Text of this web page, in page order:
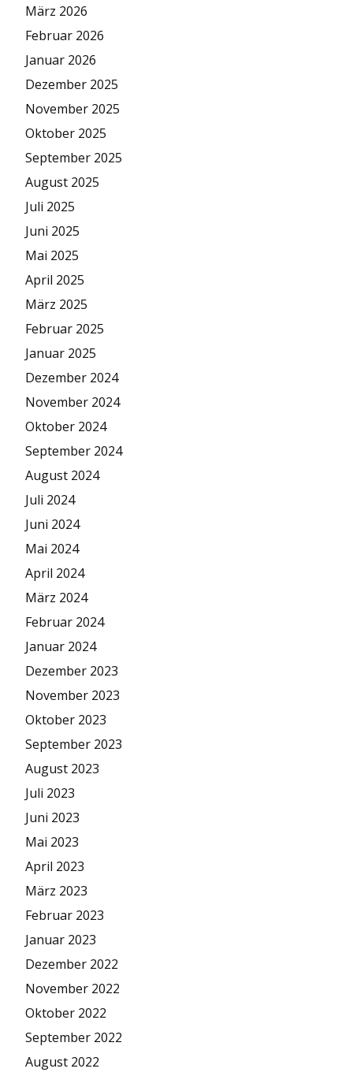
März 2026
Februar 2026
Januar 2026
Dezember 2025
November 2025
Oktober 2025
September 2025
August 2025
Juli 2025
Juni 2025
Mai 2025
April 2025
März 2025
Februar 2025
Januar 2025
Dezember 2024
November 2024
Oktober 2024
September 2024
August 2024
Juli 2024
Juni 2024
Mai 2024
April 2024
März 2024
Februar 2024
Januar 2024
Dezember 2023
November 2023
Oktober 2023
September 2023
August 2023
Juli 2023
Juni 2023
Mai 2023
April 2023
März 2023
Februar 2023
Januar 2023
Dezember 2022
November 2022
Oktober 2022
September 2022
August 2022